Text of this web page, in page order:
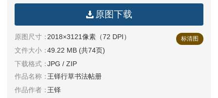
原图下载
原图尺寸：2018×3121像素（72 DPI） 标清图
文件大小：49.22 MB (共74页)
下载格式：JPG / ZIP
作品名称：王铎行草书法帖册
作品作者：王铎
书
法
|
书
法
家